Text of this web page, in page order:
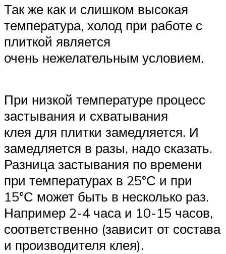
Так же как и слишком высокая
температура, холод при работе с
плиткой является
очень нежелательным условием.
При низкой температуре процесс
застывания и схватывания
клея для плитки замедляется. И
замедляется в разы, надо сказать.
Разница застывания по времени
при температурах в 25°С и при
15°С может быть в несколько раз.
Например 2-4 часа и 10-15 часов,
соответственно (зависит от состава
и производителя клея).